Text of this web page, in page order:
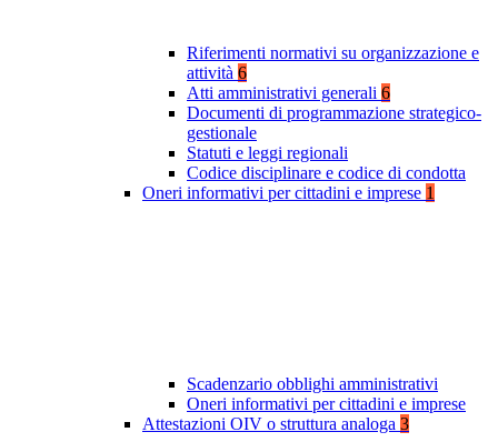
Riferimenti normativi su organizzazione e
attività 6
Atti amministrativi generali 6
Documenti di programmazione strategico-
gestionale
Statuti e leggi regionali
Codice disciplinare e codice di condotta
Oneri informativi per cittadini e imprese 1
Scadenzario obblighi amministrativi
Oneri informativi per cittadini e imprese
Attestazioni OIV o struttura analoga 3